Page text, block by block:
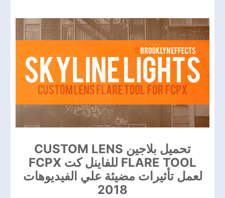
تحميل بلاجين CUSTOM LENS
FLARE TOOL للفاينل كت FCPX
لعمل تأثيرات مضيئة علي الفيديوهات
2018